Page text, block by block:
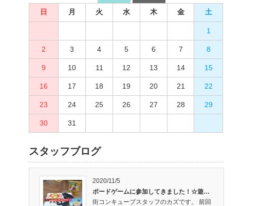
日 月 火 水 木 金 土
1
2 3 4 5 6 7 8
9 10 11 12 13 14 15
16 17 18 19 20 21 22
23 24 25 26 27 28 29
30 31
日 月 火 水 木 金 土
5
6 7 8 9 10 11 12
13 14 15 16 17 18 19
20 21 22 23 24 25 26
27 28 29 30
スタッフブログ
2020/11/5
ボードゲームに参加してきました！☆遊…
街コンキューブスタッフのカズです。 前回